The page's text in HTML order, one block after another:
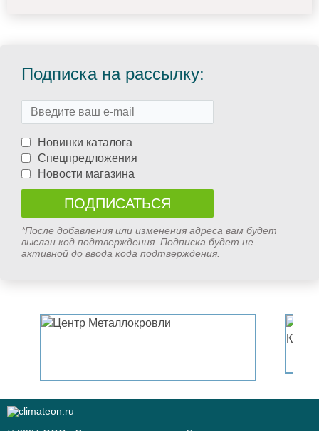
Подписка на рассылку:
Новинки каталога
Спецпредложения
Новости магазина
*После добавления или изменения адреса вам будет
выслан код подтверждения. Подписка будет не
активной до ввода кода подтверждения.